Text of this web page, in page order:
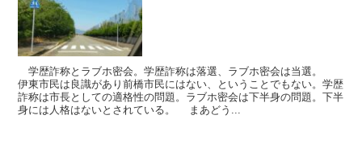
学歴詐称とラブホ密会。学歴詐称は落選、ラブホ密会は当選。
伊東市民は良識があり前橋市民にはない、ということでもない。学歴
詐称は市長としての適格性の問題。ラブホ密会は下半身の問題。下半
身には人格はないとされている。 まあどう...